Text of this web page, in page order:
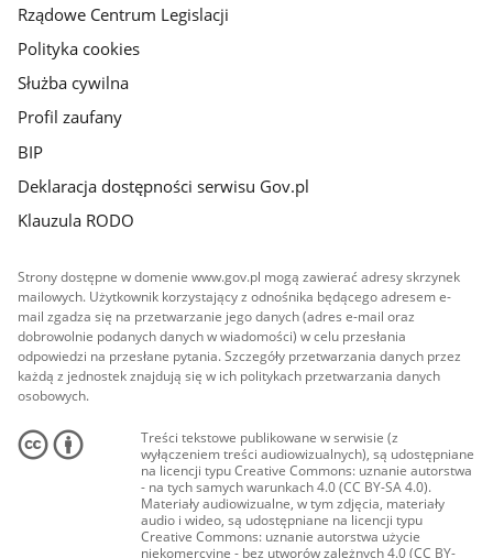
Rządowe Centrum Legislacji
Polityka cookies
Służba cywilna
Profil zaufany
BIP
Deklaracja dostępności serwisu Gov.pl
Klauzula RODO
Strony dostępne w domenie www.gov.pl mogą zawierać adresy skrzynek
mailowych. Użytkownik korzystający z odnośnika będącego adresem e-
mail zgadza się na przetwarzanie jego danych (adres e-mail oraz
dobrowolnie podanych danych w wiadomości) w celu przesłania
odpowiedzi na przesłane pytania. Szczegóły przetwarzania danych przez
każdą z jednostek znajdują się w ich politykach przetwarzania danych
osobowych.
Treści tekstowe publikowane w serwisie (z
wyłączeniem treści audiowizualnych), są udostępniane
na licencji typu Creative Commons: uznanie autorstwa
- na tych samych warunkach 4.0 (CC BY-SA 4.0).
Materiały audiowizualne, w tym zdjęcia, materiały
audio i wideo, są udostępniane na licencji typu
Creative Commons: uznanie autorstwa użycie
niekomercyjne - bez utworów zależnych 4.0 (CC BY-